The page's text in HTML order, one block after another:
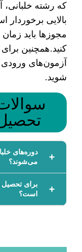
که رشته خلبانی،
بالایی
مجوزها باید
کنید.همچنین برای
آزمون‌های ورودی
شوید.
تحصیل
دوره‌های
می‌شوند؟
برای تحصیل
است؟